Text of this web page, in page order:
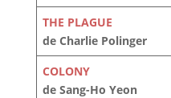
THE PLAGUE
de Charlie Polinger
COLONY
de Sang-Ho Yeon